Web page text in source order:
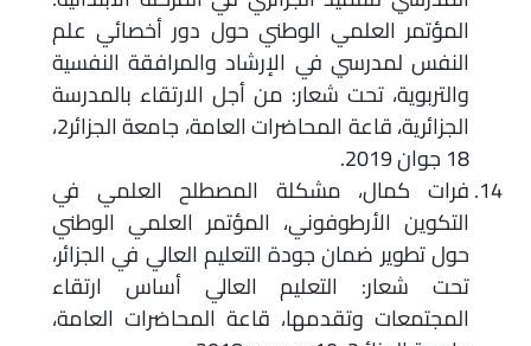
المؤتمر العلمي الوطني حول دور أخصائي علم
النفس لمدرسي في الإرشاد والمرافقة النفسية
والتربوية، تحت شعار: من أجل الارتقاء بالمدرسة
الجزائرية، قاعة المحاضرات العامة، جامعة الجزائر2،
18 جوان 2019.
فرات كمال، مشكلة المصطلح العلمي في
التكوين الأرطوفوني، المؤتمر العلمي الوطني
حول تطوير ضمان جودة التعليم العالي في الجزائر،
تحت شعار: التعليم العالي أساس ارتقاء
المجتمعات وتقدمها، قاعة المحاضرات العامة،